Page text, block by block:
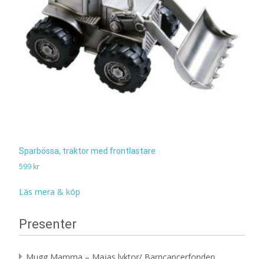
Sparbössa, traktor med frontlastare
599 kr
Läs mera & köp
Presenter